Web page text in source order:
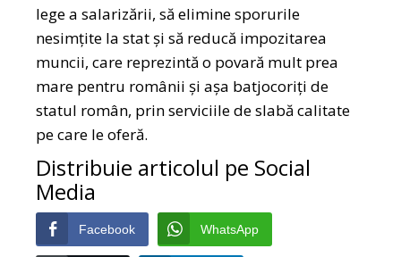
lege a salarizării, să elimine sporurile
nesimțite la stat și să reducă impozitarea
muncii, care reprezintă o povară mult prea
mare pentru românii și așa batjocoriți de
statul român, prin serviciile de slabă calitate
pe care le oferă.
Distribuie articolul pe Social
Media
Facebook WhatsApp